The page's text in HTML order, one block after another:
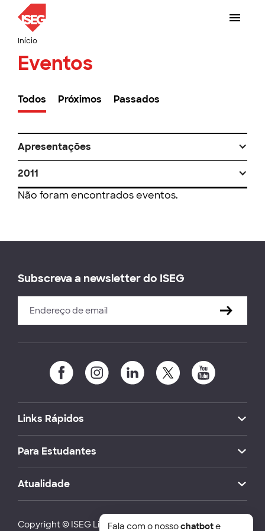
Início
Eventos
Todos Próximos Passados
Apresentações
2011
Não foram encontrados eventos.
Subscreva a newsletter do ISEG
Links Rápidos
Para Estudantes
Atualidade
Copyright © ISEG Lisbon School of Economics and
Fala com o nossochatbote